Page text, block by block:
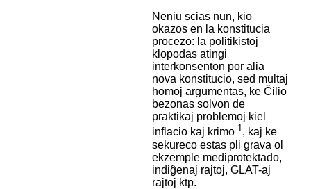
Neniu scias nun, kio
okazos en la konstitucia
procezo: la politikistoj
klopodas atingi
interkonsenton por alia
nova konstitucio, sed multaj
homoj argumentas, ke Ĉilio
bezonas solvon de
praktikaj problemoj kiel
inflacio kaj krimo 1, kaj ke
sekureco estas pli grava ol
ekzemple mediprotektado,
indiĝenaj rajtoj, GLAT-aj
rajtoj ktp.